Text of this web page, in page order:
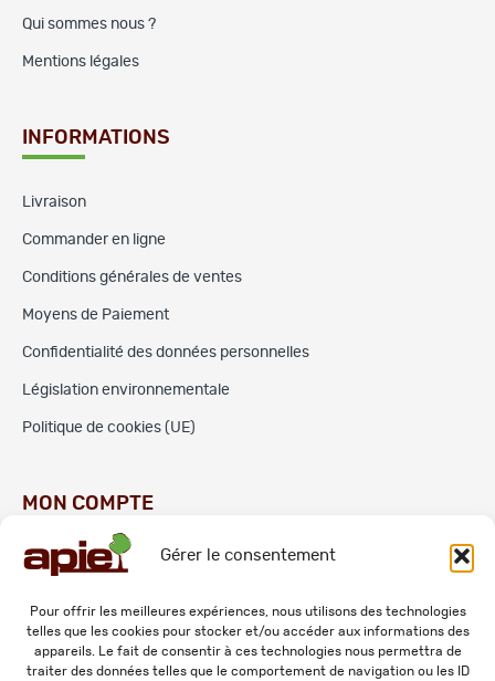
Gérer le consentement
Pour offrir les meilleures expériences, nous utilisons des technologies
telles que les cookies pour stocker et/ou accéder aux informations des
appareils. Le fait de consentir à ces technologies nous permettra de
traiter des données telles que le comportement de navigation ou les ID
Qui sommes nous ?
Mentions légales
INFORMATIONS
Livraison
Commander en ligne
Conditions générales de ventes
Moyens de Paiement
Confidentialité des données personnelles
Législation environnementale
Politique de cookies (UE)
MON COMPTE
Commandes
Adresses
Mes informations personnelles